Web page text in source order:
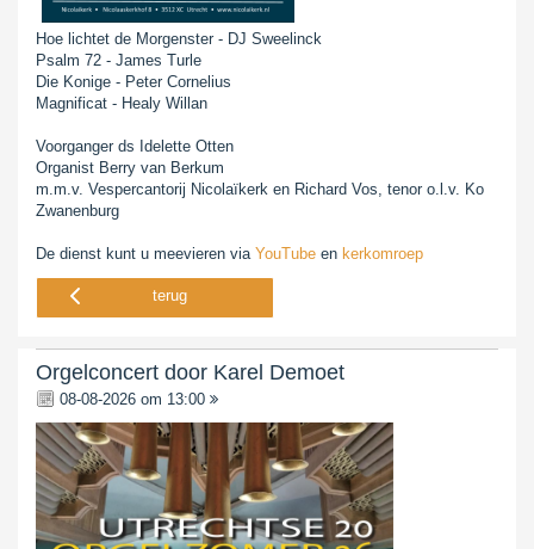
Hoe lichtet de Morgenster - DJ Sweelinck
Psalm 72 - James Turle
Die Konige - Peter Cornelius
Magnificat - Healy Willan
Voorganger ds Idelette Otten
Organist Berry van Berkum
m.m.v. Vespercantorij Nicolaïkerk en Richard Vos, tenor o.l.v. Ko
Zwanenburg
De dienst kunt u meevieren via YouTube en kerkomroep
terug
Orgelconcert door Karel Demoet
08-08-2026 om 13:00